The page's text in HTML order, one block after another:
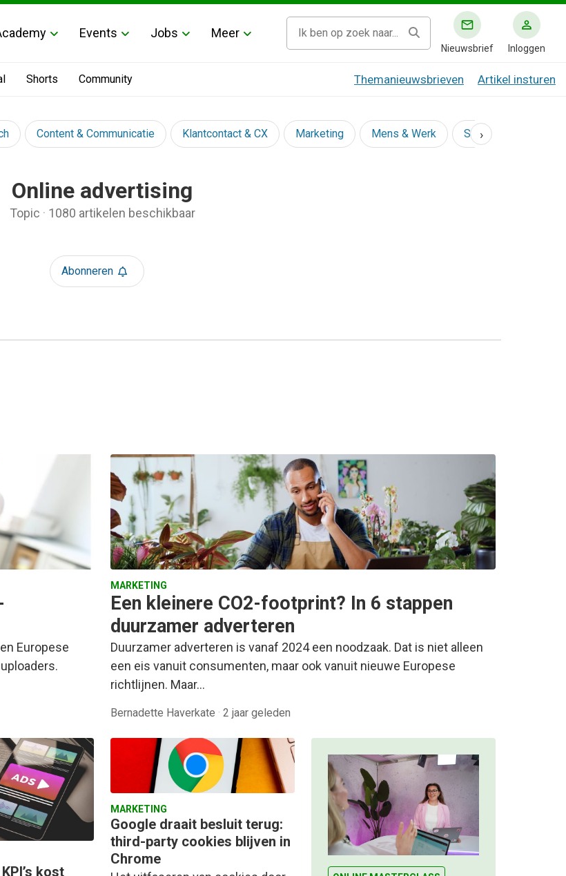
Events Jobs Meer
Nieuwsbrief Inloggen
Shorts Community Themanieuwsbrieven Artikel insturen
Content & Communicatie Klantcontact & CX Marketing Mens & Werk Social
›
Online advertising
Topic · 1080 artikelen beschikbaar
Abonneren
Europese
MARKETING
Een kleinere CO2-footprint? In 6 stappen
duurzamer adverteren
Duurzamer adverteren is vanaf 2024 een noodzaak. Dat is niet alleen
een eis vanuit consumenten, maar ook vanuit nieuwe Europese
richtlijnen. Maar…
Bernadette Haverkate · 2 jaar geleden
kost
MARKETING
Google draait besluit terug:
third-party cookies blijven in
Chrome